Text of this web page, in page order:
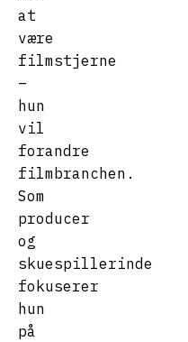
at
være
filmstjerne
–
hun
vil
forandre
filmbranchen.
Som
producer
og
skuespillerinde
fokuserer
hun
på